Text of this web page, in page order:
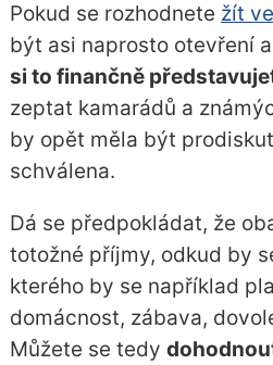
Pokud se rozhodnete žít
být asi naprosto otevření
si to finančně
zeptat kamarádů a
by opět měla být
schválena.
Dá se předpokládat, že
totožné příjmy, odkud by
kterého by se například
domácnost, zábava,
Můžete se tedy